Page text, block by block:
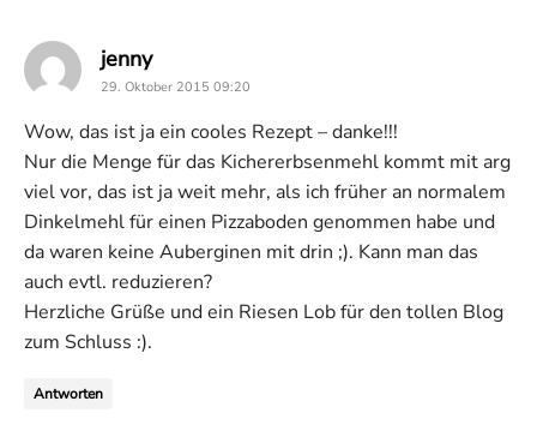
jennysays:
29. Oktober 2015 09:20
Wow, das ist ja ein cooles Rezept – danke!!!
Nur die Menge für das Kichererbsenmehl kommt mit arg
viel vor, das ist ja weit mehr, als ich früher an normalem
Dinkelmehl für einen Pizzaboden genommen habe und
da waren keine Auberginen mit drin ;). Kann man das
auch evtl. reduzieren?
Herzliche Grüße und ein Riesen Lob für den tollen Blog
zum Schluss :).
Antworten